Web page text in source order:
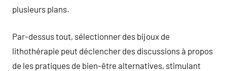
plusieurs plans.
Par-dessus tout, sélectionner des bijoux de
lithothérapie peut déclencher des discussions à propos
de les pratiques de bien-être alternatives, stimulant